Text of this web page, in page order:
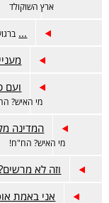
ארץ השוקולד
...
ועם
מי האיש?
המדינה
מי האיש? הח"ח!
וזה לא
אני באמת